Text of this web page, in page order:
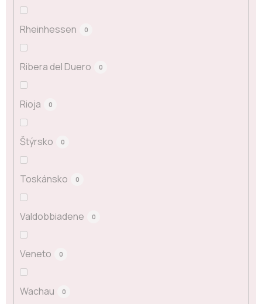
Rheinhessen 0
Ribera del Duero 0
Rioja 0
Štýrsko 0
Toskánsko 0
Valdobbiadene 0
Veneto 0
Wachau 0